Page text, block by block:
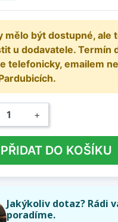
mělo být dostupné, ale
u dodavatele. Termín
telefonicky, emailem
+
PŘIDAT DO KOŠÍKU
Jakýkoliv dotaz? Rádi
poradíme.